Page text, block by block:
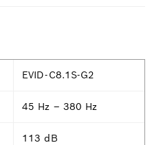
loại trần khác nhau và
loa gắn tường hoặc loa
một hệ thống âm thanh
EVID-C8.1S-G2
45 Hz – 380 Hz
113 dB